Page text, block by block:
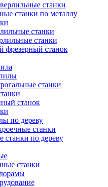
станки
станки по металлу
станки
станки
фрезерный станок
станки
станок
по дереву
станки
по дереву
станки